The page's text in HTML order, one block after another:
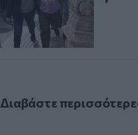
Διαβάστε